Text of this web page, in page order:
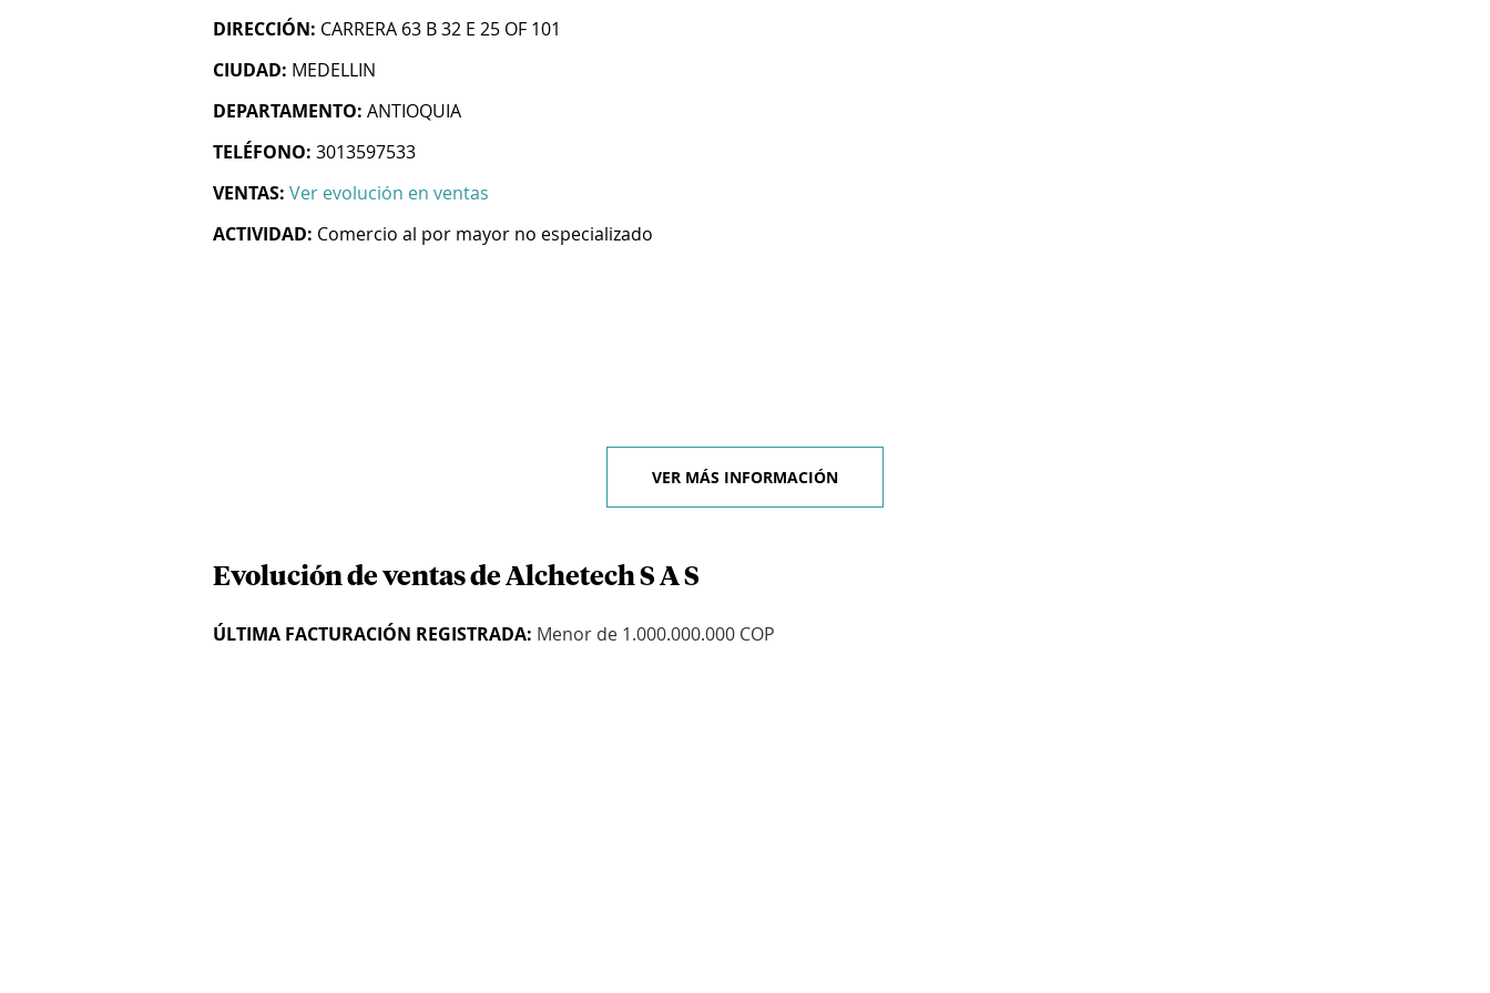
DIRECCIÓN: CARRERA 63 B 32 E 25 OF 101
CIUDAD: MEDELLIN
DEPARTAMENTO: ANTIOQUIA
TELÉFONO: 3013597533
VENTAS: Ver evolución en ventas
ACTIVIDAD: Comercio al por mayor no especializado
VER MÁS INFORMACIÓN
Evolución de ventas de Alchetech S A S
ÚLTIMA FACTURACIÓN REGISTRADA: Menor de 1.000.000.000 COP